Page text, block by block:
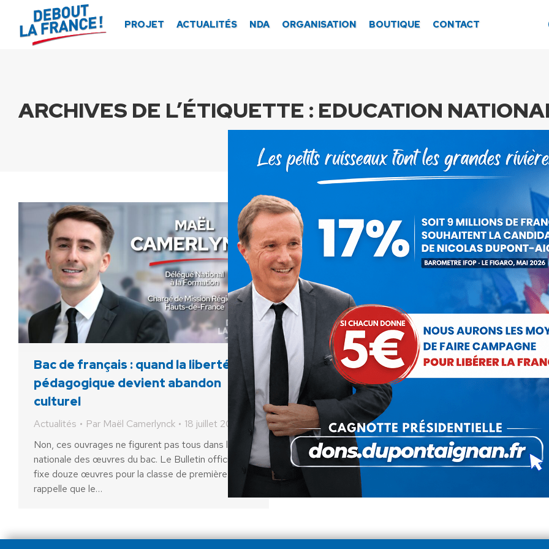
PROJET ACTUALITÉS NDA ORGANISATION BOUTIQUE CONTACT
ARCHIVES DE L’ÉTIQUETTE : EDUCATION
Bac de français : quand la liberté
pédagogique devient abandon
culturel
Actualités Par Maël Camerlynck
18 juillet 2026
Non, ces ouvrages ne figurent pas tous dans la liste
nationale des œuvres du bac. Le Bulletin officiel
fixe douze œuvres pour la classe de première et
rappelle que le…
Instruction Publique versus
Education Nationale
Actualités ParClaude Gelès
Avez-vous déjà écouté les conversations des
écoliers, lycéens ou étudiants dans les transports
publics à leur sortie des cours ? Le plus souvent, on
les entend émettre bruyamment et à un…
Panneau de gestion des cookies